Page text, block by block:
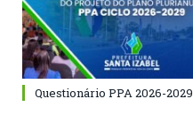
Questionário PPA 2026-2029